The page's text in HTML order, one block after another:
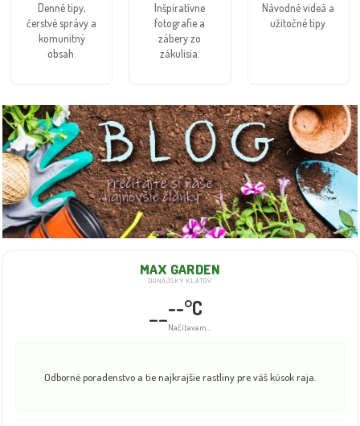
MAX GARDEN
DUNAJSKÝ KLÁTOV
----°C
Načítavam...
Odborné poradenstvo a tie najkrajšie rastliny pre váš kúsok raja.
Denné tipy,
čerstvé správy a
komunitný
obsah.
Inšpiratívne
fotografie a
zábery zo
zákulisia.
Návodné videá a
užitočné tipy.